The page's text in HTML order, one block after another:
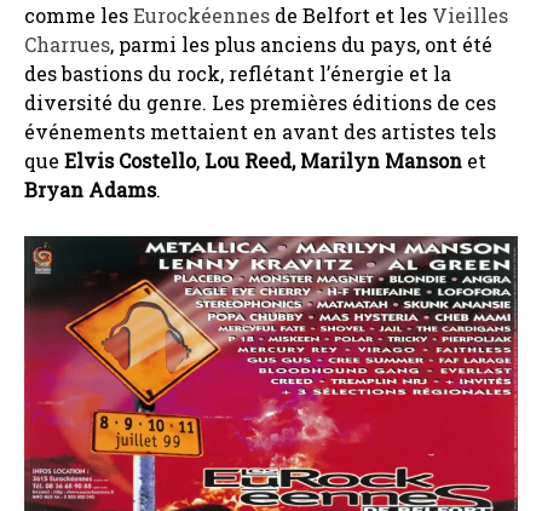
comme lesEurockéennes de Belfort et les Vieilles
Charrues, parmi les plus anciens du pays, ont été
des bastions du rock, reflétant l’énergie et la
diversité du genre. Les premières éditions de ces
événements mettaient en avant des artistes tels
que Elvis Costello, Lou Reed, Marilyn Manson et
Bryan Adams.